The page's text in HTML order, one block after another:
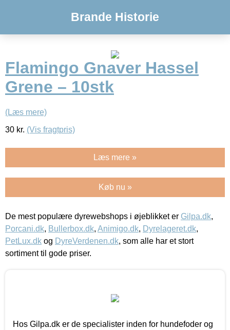
Brande Historie
Flamingo Gnaver Hassel
Grene – 10stk
(Læs mere)
30 kr. (Vis fragtpris)
Læs mere »
Køb nu »
De mest populære dyrewebshops i øjeblikket er Gilpa.dk,
Porcani.dk, Bullerbox.dk, Animigo.dk, Dyrelageret.dk,
PetLux.dk og DyreVerdenen.dk, som alle har et stort
sortiment til gode priser.
Hos Gilpa.dk er de specialister inden for hundefoder og